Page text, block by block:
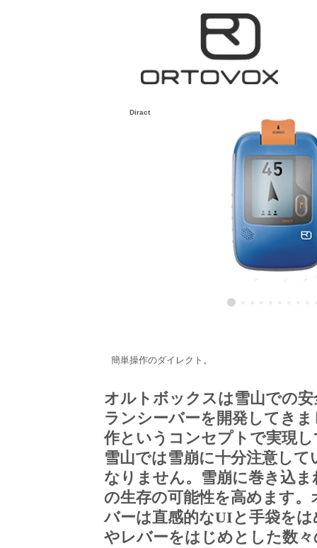
Diract
簡単操作のダイレクト。
オルトボックスは雪山での
ランシーバーを開発してき
作というコンセプトで実現
雪山では雪崩に十分注意し
なりません。雪崩に巻き込
の生存の可能性を高めます
バーは直感的なUIと手袋を
やレバーをはじめとした数